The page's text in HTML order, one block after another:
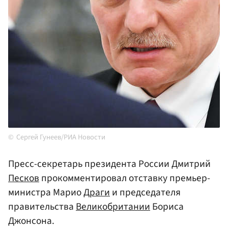
Сергей Гунеев/РИА Новости
Пресс-секретарь президента России Дмитрий
Песковпрокомментировал отставку премьер-
министра МариоДрагии председателя
правительстваВеликобританииБориса
Джонсона.